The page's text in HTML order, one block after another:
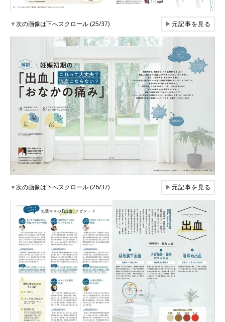
▼次の画像は下へスクロール (25/37) ▶元記事を見る
▼次の画像は下へスクロール (26/37) ▶元記事を見る